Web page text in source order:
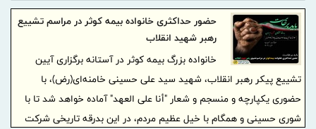
حضور حداکثری خانواده بیمه کوثر در مراسم تشییع
رهبر شهید انقلاب
خانواده بزرگ بیمه کوثر در آستانه برگزاری آیین
تشییع پیکر رهبر انقلاب، شهید سید علی حسینی خامنه‌ای(رض)، با
حضوری یکپارچه و منسجم و شعار "أنا علی العهد" آماده خواهد شد تا با
شوری حسینی و همگام با خیل عظیم مردم، در این بدرقه تاریخی شرکت